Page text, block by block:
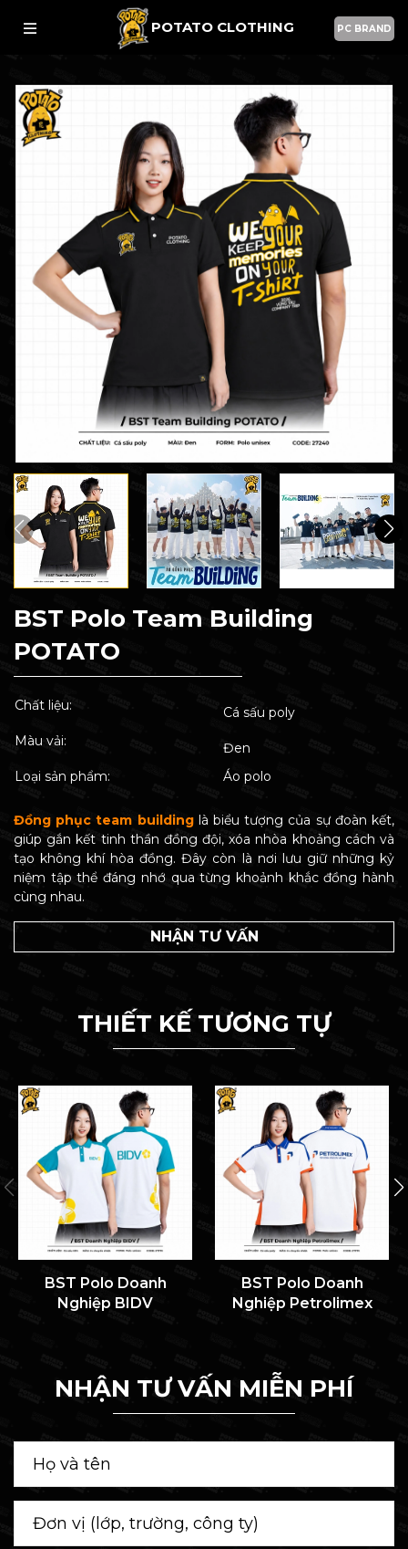
POTATO CLOTHING PC BRAND
BST Polo Team Building
POTATO
Chất liệu:
Cá sấu poly
Màu vải:
Đen
Loại sản phẩm:
Áo polo
Đồng phục team building là biểu tượng của sự đoàn kết,
giúp gắn kết tinh thần đồng đội, xóa nhòa khoảng cách và
tạo không khí hòa đồng. Đây còn là nơi lưu giữ những kỷ
niệm tập thể đáng nhớ qua từng khoảnh khắc đồng hành
cùng nhau.
NHẬN TƯ VẤN
THIẾT KẾ TƯƠNG TỰ
BST Polo Doanh
Nghiệp BIDV
BST Polo Doanh
Nghiệp Petrolimex
NHẬN TƯ VẤN MIỄN PHÍ